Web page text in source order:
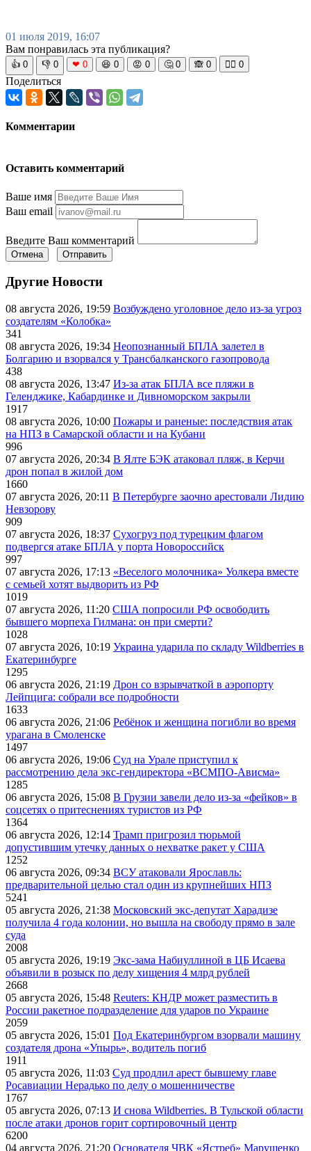
01 июля 2019, 16:07
Вам понравилась эта публикация?
👍 0 👎 0 ❤ 0 😆 0 😡 0 🤔 0 🙈 0 🧘‍♀️ 0
Поделиться
Комментарии
Оставить комментарий
Ваше имя
Ваш email
Введите Ваш комментарий
Отмена Отправить
Другие Новости
08 августа 2026, 19:59 Возбуждено уголовное дело из-за угроз
создателям «Колобка»
341
08 августа 2026, 19:34 Неопознанный БПЛА залетел в
Болгарию и взорвался у Трансбалканского газопровода
438
08 августа 2026, 13:47 Из-за атак БПЛА все пляжи в
Геленджике, Кабардинке и Дивноморском закрыли
1917
08 августа 2026, 10:00 Пожары и раненые: последствия атак
на НПЗ в Самарской области и на Кубани
996
07 августа 2026, 20:34 В Ялте БЭК атаковал пляж, в Керчи
дрон попал в жилой дом
1660
07 августа 2026, 20:11 В Петербурге заочно арестовали Лидию
Невзорову
909
07 августа 2026, 18:37 Сухогруз под турецким флагом
подвергся атаке БПЛА у порта Новороссийск
997
07 августа 2026, 17:13 «Веселого молочника» Уолкера вместе
с семьей хотят выдворить из РФ
1019
07 августа 2026, 11:20 США попросили РФ освободить
бывшего морпеха Гилмана: он при смерти?
1028
07 августа 2026, 10:19 Украина ударила по складу Wildberries в
Екатеринбурге
1295
06 августа 2026, 21:19 Дрон со взрывчаткой в аэропорту
Лейпцига: собрали все подробности
1633
06 августа 2026, 21:06 Ребёнок и женщина погибли во время
урагана в Смоленске
1497
06 августа 2026, 19:06 Суд на Урале приступил к
рассмотрению дела экс-гендиректора «ВСМПО-Ависма»
1285
06 августа 2026, 15:08 В Грузии завели дело из-за «фейков» в
соцсетях о притеснениях туристов из РФ
1364
06 августа 2026, 12:14 Трамп пригрозил тюрьмой
допустившим утечку данных о нехватке ракет у США
1252
06 августа 2026, 09:34 ВСУ атаковали Ярославль:
предварительной целью стал один из крупнейших НПЗ
5241
05 августа 2026, 21:38 Московский экс-депутат Харадизе
получила 4 года колонии, но вышла на свободу прямо в зале
суда
2008
05 августа 2026, 19:19 Экс-зама Набиуллиной в ЦБ Исаева
объявили в розыск по делу хищения 4 млрд рублей
2668
05 августа 2026, 15:48 Reuters: КНДР может разместить в
России ракетное подразделение для ударов по Украине
2059
05 августа 2026, 15:01 Под Екатеринбургом взорвали машину
создателя дрона «Упырь», водитель погиб
1911
05 августа 2026, 11:03 Суд продлил арест бывшему главе
Росавиации Нерадько по делу о мошенничестве
1767
05 августа 2026, 07:13 И снова Wildberries. В Тульской области
после атаки дронов горит сортировочный центр
6200
04 августа 2026, 21:20 Основателя ЧВК «Ястреб» Марущенко